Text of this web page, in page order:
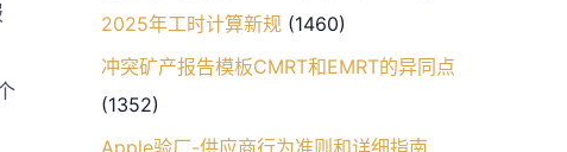
2025年工时计算新规 (1460)
冲突矿产报告模板CMRT和EMRT的异同点
(1352)